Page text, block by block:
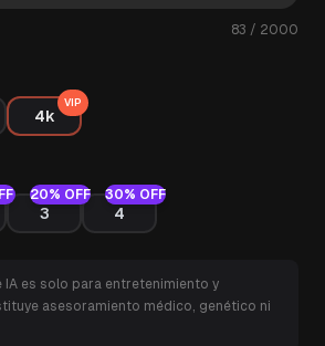
83 / 2000
4k
VIP
20% OFF
3
30% OFF
4
IA es solo para entretenimiento y
asesoramiento médico, genético ni